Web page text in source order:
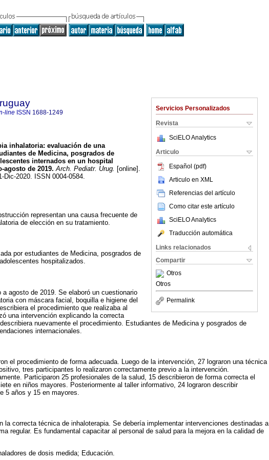
Servicios Personalizados
Revista
SciELO Analytics
Articulo
Español (pdf)
Articulo en XML
Referencias del artículo
Como citar este artículo
SciELO Analytics
Traducción automática
Links relacionados
Compartir
Otros
Otros
Permalink
line ISSN 1688-1249
inhalatoria: evaluación de una
de Medicina, posgrados de
internados en un hospital
de 2019. Arch. Pediatr. Urug. [online].
2020. ISSN 0004-0584.
representan una causa frecuente de
de elección en su tratamiento.
por estudiantes de Medicina, posgrados de
hospitalizados.
agosto de 2019. Se elaboró un cuestionario
con máscara facial, boquilla e higiene del
el procedimiento que realizaba al
una intervención explicando la correcta
nuevamente el procedimiento. Estudiantes de Medicina y posgrados de
internacionales.
el procedimiento de forma adecuada. Luego de la intervención, 27 lograron una técnica
tres participantes lo realizaron correctamente previo a la intervención.
Participaron 25 profesionales de la salud, 15 describieron de forma correcta el
en niños mayores. Posteriormente al taller informativo, 24 lograron describir
5 años y 15 en mayores.
la correcta técnica de inhaloterapia. Se debería implementar intervenciones destinadas a
regular. Es fundamental capacitar al personal de salud para la mejora en la calidad de
de dosis medida; Educación.